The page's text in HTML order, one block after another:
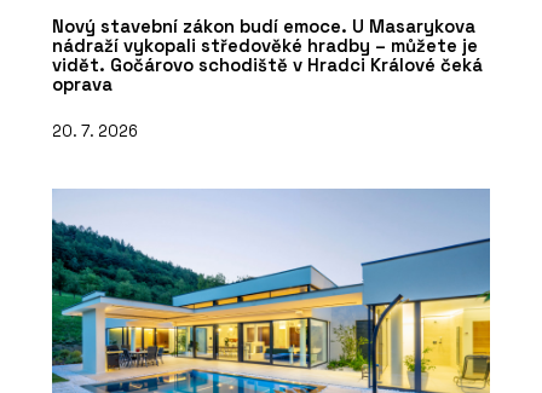
Nový stavební zákon budí emoce. U Masarykova
nádraží vykopali středověké hradby – můžete je
vidět. Gočárovo schodiště v Hradci Králové čeká
oprava
20. 7. 2026